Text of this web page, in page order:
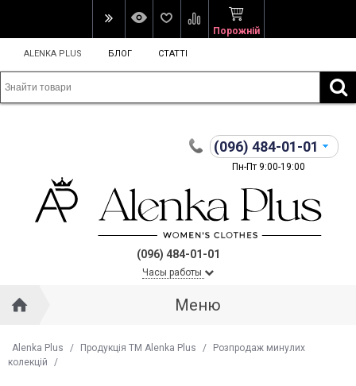
Порожній
ALENKA PLUS БЛОГ СТАТТІ
(096) 484-01-01
Пн-Пт 9:00-19:00
(096) 484-01-01
Часы работы
Меню
Alenka Plus / Продукція ТМ Alenka Plus /
Розпродаж минулих
колекцій
/